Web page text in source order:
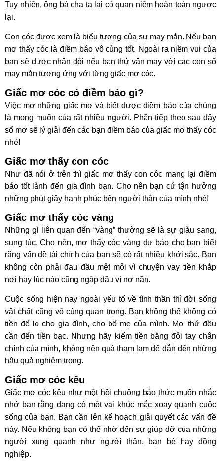
Tuy nhiên, ông bà cha ta lại có quan niệm hoàn toàn ngược
lại.
Con cóc được xem là biểu tượng của sự may mắn. Nếu bạn
mơ thấy cóc là điềm báo vô cùng tốt. Ngoài ra niềm vui của
bạn sẽ được nhân đôi nếu bạn thử vận may với các con số
may mắn tương ứng với từng giấc mơ cóc.
Giấc mơ cóc có điềm báo gì?
Việc mơ những giấc mơ và biết được điềm báo của chúng
là mong muốn của rất nhiều người. Phần tiếp theo sau đây
sổ mơ sẽ lý giải đến các bạn điềm báo của giấc mơ thấy cóc
nhé!
Giấc mơ thấy con cóc
Như đã nói ở trên thì giấc mơ thấy con cóc mang lại điềm
báo tốt lành đến gia đình bạn. Cho nên bạn cứ tận hưởng
những phút giây hạnh phúc bên người thân của mình nhé!
Giấc mơ thấy cóc vàng
Những gì liên quan đến “vàng” thường sẽ là sự giàu sang,
sung túc. Cho nên, mơ thấy cóc vàng dự báo cho bạn biết
rằng vấn đề tài chính của bạn sẽ có rất nhiều khởi sắc. Bạn
không còn phải đau đầu mệt mỏi vì chuyện vay tiền khắp
nơi hay lúc nào cũng ngập đầu vì nợ nần.
Cuộc sống hiện nay ngoài yếu tố về tình thần thì đời sống
vật chất cũng vô cùng quan trọng. Bạn không thể không có
tiền để lo cho gia đình, cho bố mẹ của mình. Mọi thứ đều
cần đến tiền bạc. Nhưng hãy kiếm tiền bằng đôi tay chân
chính của mình, không nên quá tham lam để dẫn đến những
hậu quả nghiêm trọng.
Giấc mơ cóc kêu
Giấc mơ cóc kêu như một hồi chuông báo thức muốn nhắc
nhở bạn rằng đang có một vài khúc mắc xoay quanh cuộc
sống của bạn. Bạn cần lên kế hoạch giải quyết các vấn đề
này. Nếu không bạn có thể nhờ đến sự giúp đỡ của những
người xung quanh như người thân, bạn bè hay đồng
nghiệp.